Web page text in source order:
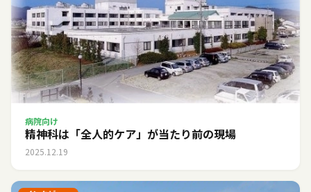
病院向け
精神科は「全人的ケア」が当たり前の現場
2025.12.19